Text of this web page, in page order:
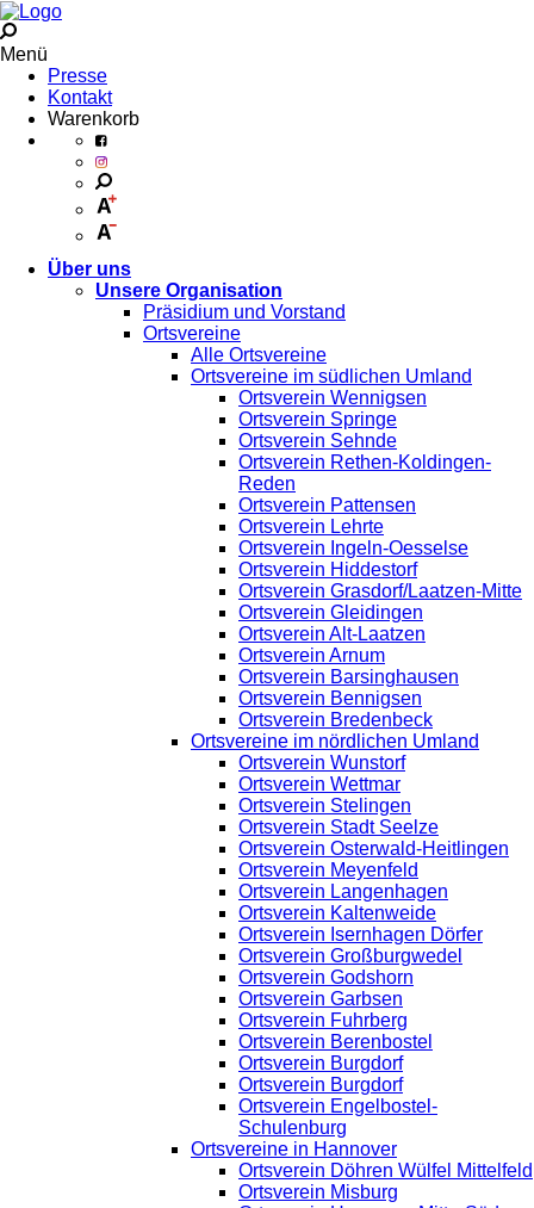
Menü
Presse
Kontakt
Warenkorb
Über uns
Unsere Organisation
Präsidium und Vorstand
Ortsvereine
Alle Ortsvereine
Ortsvereine im südlichen Umland
Ortsverein Wennigsen
Ortsverein Springe
Ortsverein Sehnde
Ortsverein Rethen-Koldingen-
Reden
Ortsverein Pattensen
Ortsverein Lehrte
Ortsverein Ingeln-Oesselse
Ortsverein Hiddestorf
Ortsverein Grasdorf/Laatzen-Mitte
Ortsverein Gleidingen
Ortsverein Alt-Laatzen
Ortsverein Arnum
Ortsverein Barsinghausen
Ortsverein Bennigsen
Ortsverein Bredenbeck
Ortsvereine im nördlichen Umland
Ortsverein Wunstorf
Ortsverein Wettmar
Ortsverein Stelingen
Ortsverein Stadt Seelze
Ortsverein Osterwald-Heitlingen
Ortsverein Meyenfeld
Ortsverein Langenhagen
Ortsverein Kaltenweide
Ortsverein Isernhagen Dörfer
Ortsverein Großburgwedel
Ortsverein Godshorn
Ortsverein Garbsen
Ortsverein Fuhrberg
Ortsverein Berenbostel
Ortsverein Burgdorf
Ortsverein Burgdorf
Ortsverein Engelbostel-
Schulenburg
Ortsvereine in Hannover
Ortsverein Döhren Wülfel Mittelfeld
Ortsverein Misburg